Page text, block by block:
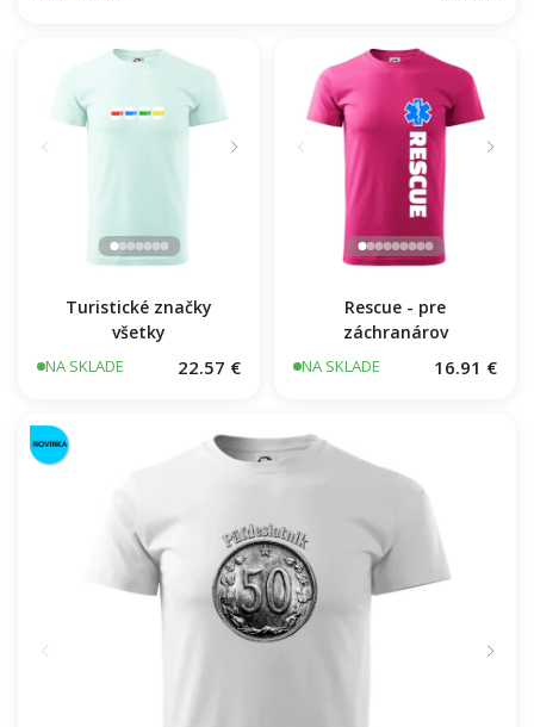
Turistické značky
všetky
NA SKLADE 22.57 €
Rescue - pre
záchranárov
NA SKLADE 16.91 €